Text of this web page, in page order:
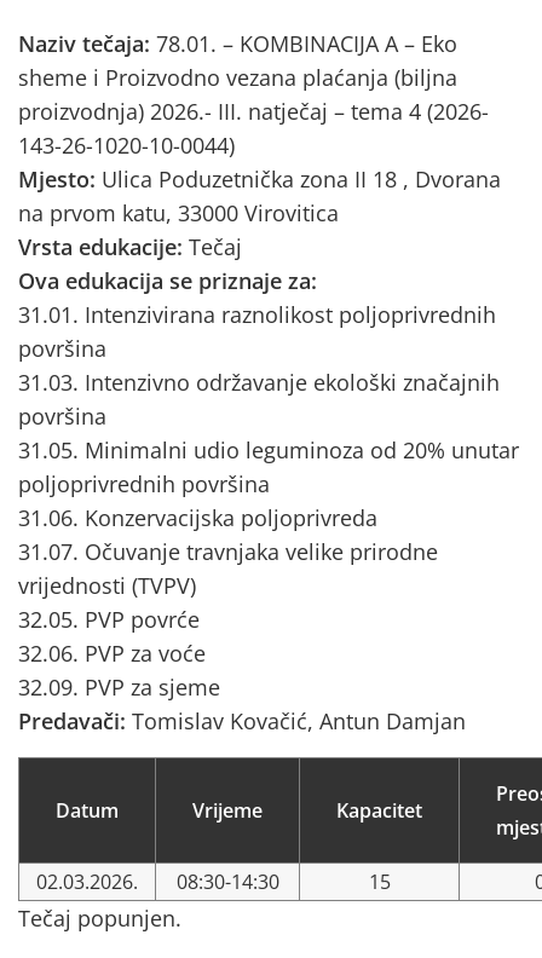
Naziv tečaja: 78.01. – KOMBINACIJA A – Eko
sheme i Proizvodno vezana plaćanja (biljna
proizvodnja) 2026.- III. natječaj – tema 4 (2026-
143-26-1020-10-0044)
Mjesto: Ulica Poduzetnička zona II 18 , Dvorana
na prvom katu, 33000 Virovitica
Vrsta edukacije: Tečaj
Ova edukacija se priznaje za:
31.01. Intenzivirana raznolikost poljoprivrednih
površina
31.03. Intenzivno održavanje ekološki značajnih
površina
31.05. Minimalni udio leguminoza od 20% unutar
poljoprivrednih površina
31.06. Konzervacijska poljoprivreda
31.07. Očuvanje travnjaka velike prirodne
vrijednosti (TVPV)
32.05. PVP povrće
32.06. PVP za voće
32.09. PVP za sjeme
Predavači: Tomislav Kovačić, Antun Damjan
Datum Vrijeme Kapacitet
02.03.2026. 08:30-14:30 15
Tečaj popunjen.